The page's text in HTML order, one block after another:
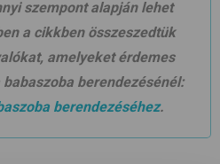
szempont alapján lehet
a cikkben összeszedtük
amelyeket érdemes
berendezésénél:
berendezéséhez.